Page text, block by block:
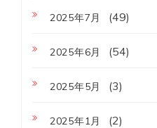
2025年7月 (49)
2025年6月 (54)
2025年5月 (3)
2025年1月 (2)